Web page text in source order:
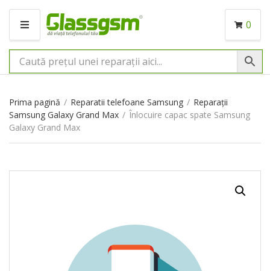
M
N
I
0
Prima pagină / Reparatii telefoane Samsung / Reparații
Samsung Galaxy Grand Max / Înlocuire capac spate Samsung
Galaxy Grand Max